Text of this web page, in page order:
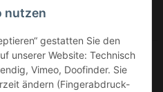
ZAHLUNGSARTEN
nutzen
gestatten Sie den
unserer Website: Technisch
Vimeo, Doofinder. Sie
ändern (Fingerabdruck-